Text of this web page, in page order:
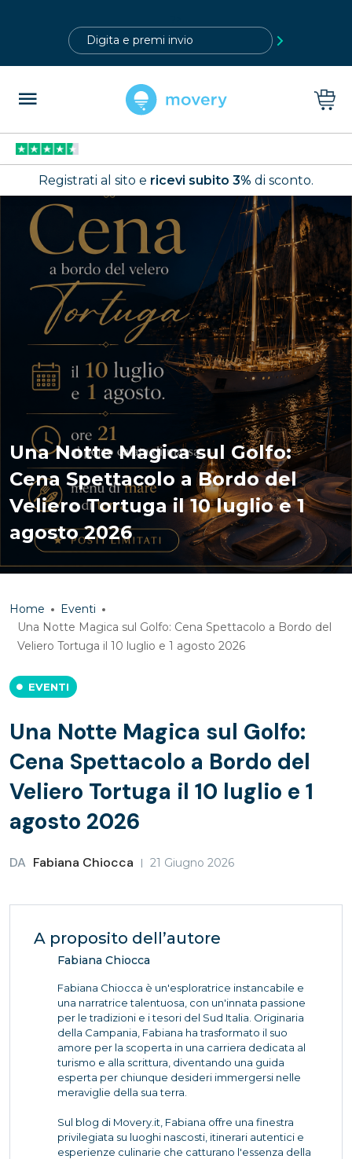
Registrati al sito e ricevi subito 3% di sconto.
Una Notte Magica sul Golfo:
Cena Spettacolo a Bordo del
Veliero Tortuga il 10 luglio e 1
agosto 2026
Home
Eventi
Una Notte Magica sul Golfo: Cena Spettacolo a Bordo del
Veliero Tortuga il 10 luglio e 1 agosto 2026
EVENTI
Una Notte Magica sul Golfo:
Cena Spettacolo a Bordo del
Veliero Tortuga il 10 luglio e 1
agosto 2026
DA Fabiana Chiocca 21 Giugno 2026
A proposito dell’autore
Fabiana Chiocca
Fabiana Chiocca è un'esploratrice instancabile e
una narratrice talentuosa, con un'innata passione
per le tradizioni e i tesori del Sud Italia. Originaria
della Campania, Fabiana ha trasformato il suo
amore per la scoperta in una carriera dedicata al
turismo e alla scrittura, diventando una guida
esperta per chiunque desideri immergersi nelle
meraviglie della sua terra.
Sul blog di Movery.it, Fabiana offre una finestra
privilegiata su luoghi nascosti, itinerari autentici e
esperienze culinarie che catturano l'essenza della